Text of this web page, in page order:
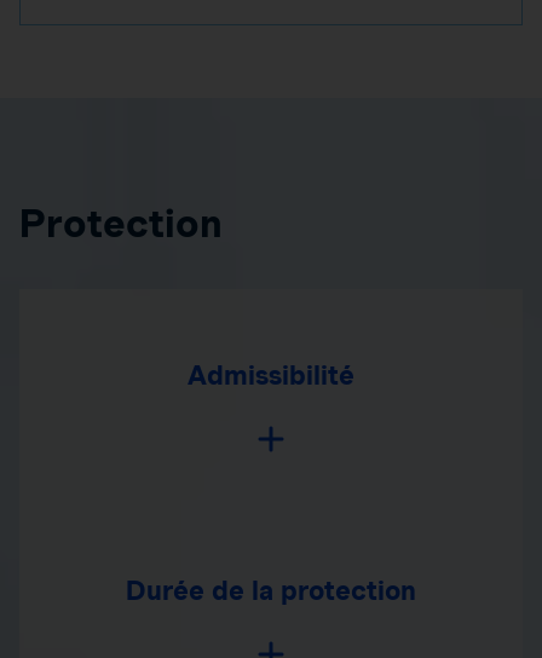
Protection
Admissibilité
Durée de la protection